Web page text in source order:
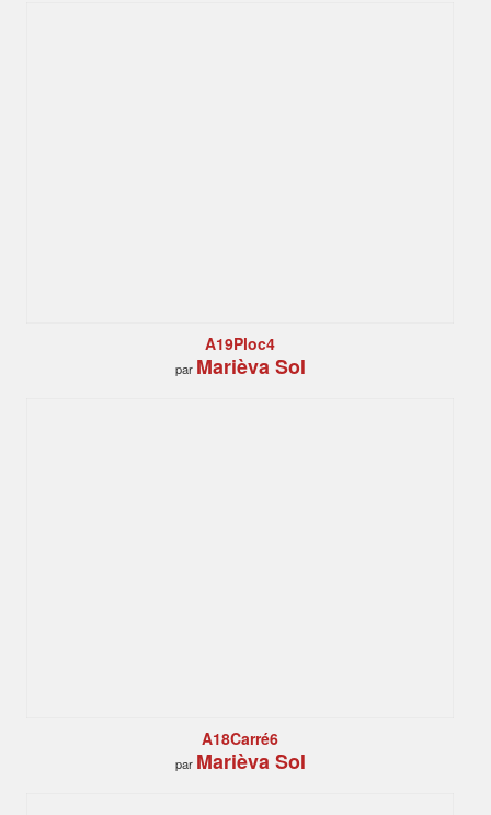
A19Ploc4
par Marièva Sol
A18Carré6
par Marièva Sol